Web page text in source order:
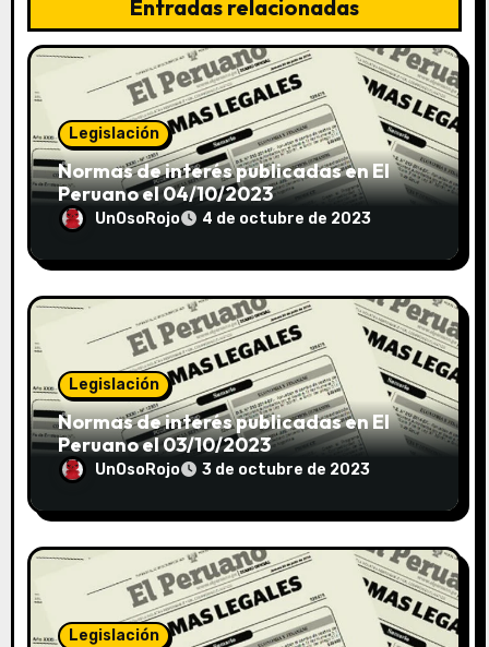
Entradas relacionadas
Legislación
Normas de interés publicadas en El
Peruano el 04/10/2023
UnOsoRojo 4 de octubre de 2023
Legislación
Normas de interés publicadas en El
Peruano el 03/10/2023
UnOsoRojo 3 de octubre de 2023
Legislación